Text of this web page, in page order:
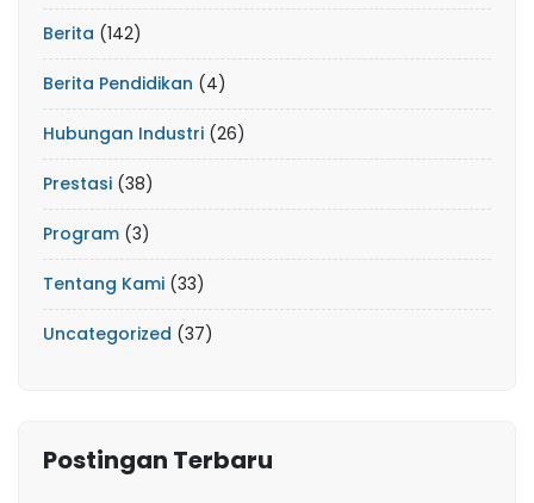
Berita (142)
Berita Pendidikan (4)
Hubungan Industri (26)
Prestasi (38)
Program (3)
Tentang Kami (33)
Uncategorized (37)
Postingan Terbaru